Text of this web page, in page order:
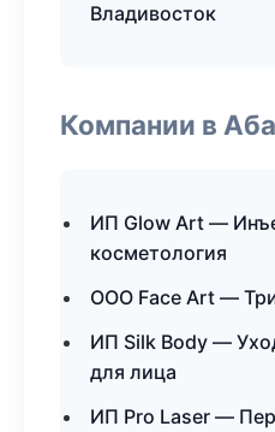
Владивосток
Компании в
ИП Glow Art —
косметология
ООО Face Art —
ИП Silk Body —
для лица
ИП Pro Laser —